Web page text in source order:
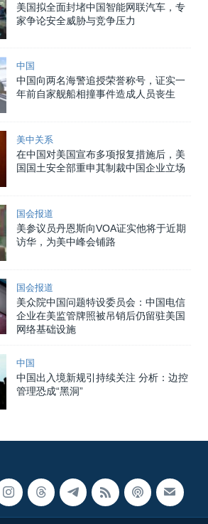
美国拟全面封堵中国智能网联汽车，专
家争论安全威胁与竞争压力
中国
中国向两名海警追授荣誉称号，证实一
年前自家舰船相撞事件造成人员丧生
美中关系
在中国对美国宣布多项报复措施后，美
国国土安全部重申其制裁中国企业立场
国会报道
美参议员丹恩斯向VOA证实他将于近期
访华，为美中峰会铺路
国会报道
美众院中国问题特设委员会：中国电信
企业在美监管牌照被吊销后仍留驻美国
网络基础设施
中国
中国出入境新规引持续关注 分析：边控
管理恐成“黑洞”